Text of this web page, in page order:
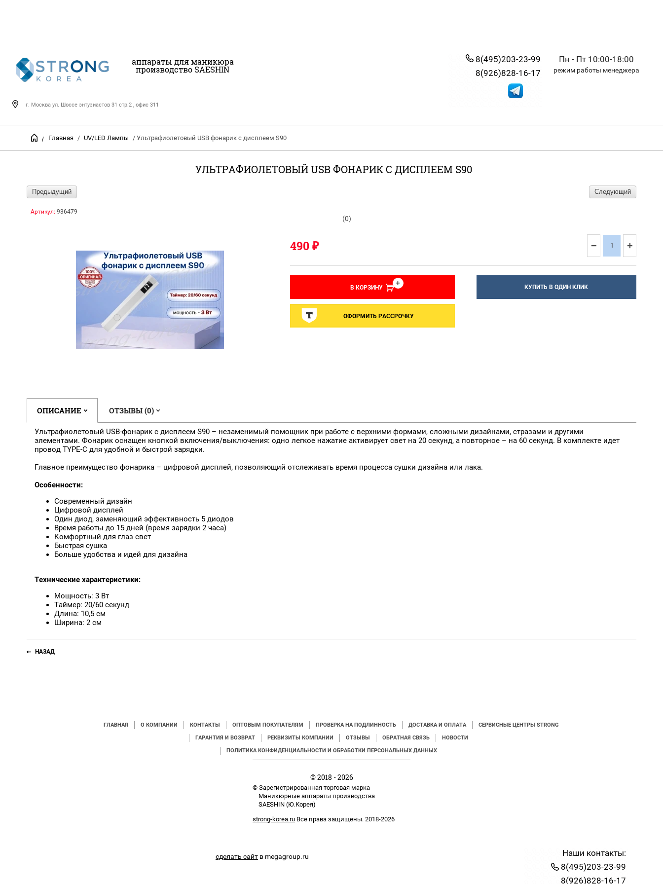
аппараты для маникюра
производство SAESHIN
Пн - Пт 10:00-18:00
режим работы менеджера
8(495)203-23-99
8(926)828-16-17
г. Москва ул. Шоссе энтузиастов 31 стр.2 , офис 311
/ Главная / UV/LED Лампы / Ультрафиолетовый USB фонарик c дисплеем S90
УЛЬТРАФИОЛЕТОВЫЙ USB ФОНАРИК C ДИСПЛЕЕМ S90
Предыдущий Следующий
Артикул: 936479
(0)
490 ₽ − +
В КОРЗИНУ КУПИТЬ В ОДИН КЛИК
ОФОРМИТЬ РАССРОЧКУ
ОПИСАНИЕ ОТЗЫВЫ (0)
Ультрафиолетовый USB-фонарик с дисплеем S90 – незаменимый помощник при работе с верхними формами, сложными дизайнами, стразами и другими
элементами. Фонарик оснащен кнопкой включения/выключения: одно легкое нажатие активирует свет на 20 секунд, а повторное – на 60 секунд. В комплекте идет
провод TYPE-C для удобной и быстрой зарядки.
Главное преимущество фонарика – цифровой дисплей, позволяющий отслеживать время процесса сушки дизайна или лака.
Особенности:
Современный дизайн
Цифровой дисплей
Один диод, заменяющий эффективность 5 диодов
Время работы до 15 дней (время зарядки 2 часа)
Комфортный для глаз свет
Быстрая сушка
Больше удобства и идей для дизайна
Технические характеристики:
Мощность: 3 Вт
Таймер: 20/60 секунд
Длина: 10,5 см
Ширина: 2 см
НАЗАД
ГЛАВНАЯ О КОМПАНИИ КОНТАКТЫ ОПТОВЫМ ПОКУПАТЕЛЯМ ПРОВЕРКА НА ПОДЛИННОСТЬ ДОСТАВКА И ОПЛАТА
СЕРВИСНЫЕ ЦЕНТРЫ STRONG
ГАРАНТИЯ И ВОЗВРАТ
РЕКВИЗИТЫ КОМПАНИИ ОТЗЫВЫ ОБРАТНАЯ СВЯЗЬ
НОВОСТИ
ПОЛИТИКА КОНФИДЕНЦИАЛЬНОСТИ И ОБРАБОТКИ ПЕРСОНАЛЬНЫХ ДАННЫХ
© 2018 - 2026
© Зарегистрированная торговая марка
Маникюрные аппараты производства
SAESHIN (Ю.Корея)
strong-korea.ru Все права защищены. 2018-2026
Наши контакты:
8(495)203-23-99
8(926)828-16-17
сделать сайт в megagroup.ru